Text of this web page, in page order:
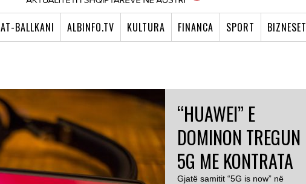
AT-BALLKANI ALBINFO.TV KULTURA FINANCA SPORT BIZNESET
“HUAWEI” E
DOMINON TREGUN
5G ME KONTRATA
Gjatë samitit “5G is now” në